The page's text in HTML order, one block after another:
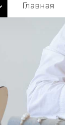
Главная